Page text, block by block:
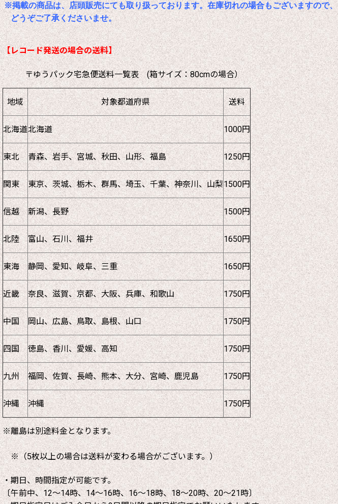
※掲載の商品は、店頭販売にても取り扱っております。在庫切れの場合もございますので、
どうぞご了承くださいませ。
【レコード発送の場合の送料】
〒ゆうパック宅急便送料一覧表 (箱サイズ：80cmの場合）
地域 対象都道府県 送料
北海道北海道 1000円
東北 青森、岩手、宮城、秋田、山形、福島 1250円
関東 東京、茨城、栃木、群馬、埼玉、千葉、神奈川、山梨1500円
信越 新潟、長野 1500円
北陸 富山、石川、福井 1650円
東海 静岡、愛知、岐阜、三重 1650円
近畿 奈良、滋賀、京都、大阪、兵庫、和歌山 1750円
中国 岡山、広島、鳥取、島根、山口 1750円
四国 徳島、香川、愛媛、高知 1750円
九州 福岡、佐賀、長崎、熊本、大分、宮崎、鹿児島 1750円
沖縄 沖縄 1750円
※離島は別途料金となります。
※（5枚以上の場合は送料が変わる場合がございます。）
・期日、時間指定が可能です。
〔午前中、12～14時、14～16時、16～18時、18～20時、20～21時〕